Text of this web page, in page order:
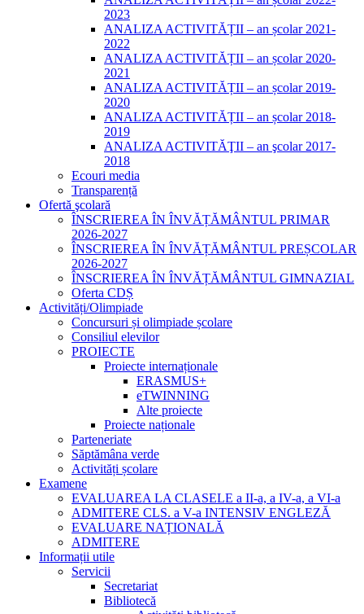
2023
ANALIZA ACTIVITĂȚII – an școlar 2021-
2022
ANALIZA ACTIVITĂȚII – an școlar 2020-
2021
ANALIZA ACTIVITĂȚII – an școlar 2019-
2020
ANALIZA ACTIVITĂȚII – an școlar 2018-
2019
ANALIZA ACTIVITĂŢII – an şcolar 2017-
2018
Ecouri media
Transparență
Ofertă şcolară
ÎNSCRIEREA ÎN ÎNVĂȚĂMÂNTUL PRIMAR
2026-2027
ÎNSCRIEREA ÎN ÎNVĂȚĂMÂNTUL PREȘCOLAR
2026-2027
ÎNSCRIEREA ÎN ÎNVĂȚĂMÂNTUL GIMNAZIAL
Oferta CDȘ
Activități/Olimpiade
Concursuri și olimpiade școlare
Consiliul elevilor
PROIECTE
Proiecte internaționale
ERASMUS+
eTWINNING
Alte proiecte
Proiecte naționale
Parteneriate
Săptămâna verde
Activități școlare
Examene
EVALUAREA LA CLASELE a II-a, a IV-a, a VI-a
ADMITERE CLS. a V-a INTENSIV ENGLEZĂ
EVALUARE NAȚIONALĂ
ADMITERE
Informații utile
Servicii
Secretariat
Bibliotecă